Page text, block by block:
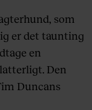
som
er det taunting
en
Den
Duncans